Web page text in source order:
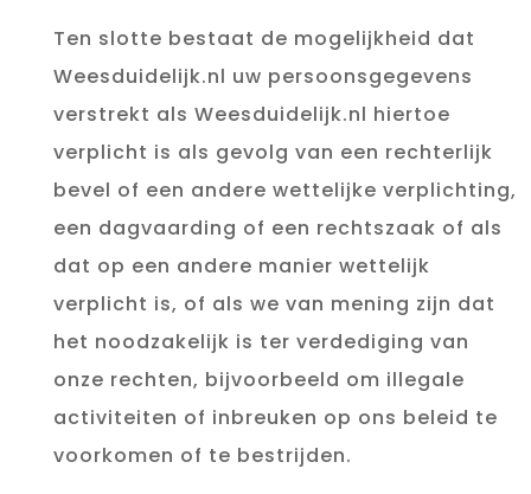
Ten slotte bestaat de mogelijkheid dat
Weesduidelijk.nl uw persoonsgegevens
verstrekt als Weesduidelijk.nl hiertoe
verplicht is als gevolg van een rechterlijk
bevel of een andere wettelijke verplichting,
een dagvaarding of een rechtszaak of als
dat op een andere manier wettelijk
verplicht is, of als we van mening zijn dat
het noodzakelijk is ter verdediging van
onze rechten, bijvoorbeeld om illegale
activiteiten of inbreuken op ons beleid te
voorkomen of te bestrijden.